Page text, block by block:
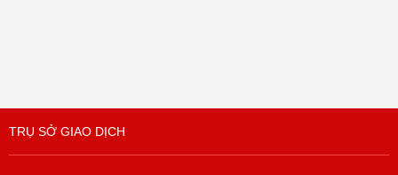
TRỤ SỞ GIAO DỊCH